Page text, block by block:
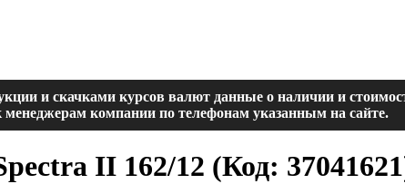
и скачками курсов валют данные о наличии и
компании по телефонам указанным на сайте.
II 162/12 (Код: 37041621